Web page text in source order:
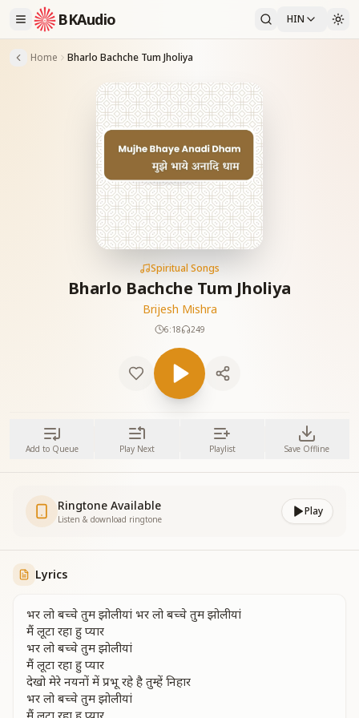
BKAudio HIN
Home Bharlo Bachche Tum Jholiya
Spiritual Songs
Bharlo Bachche Tum Jholiya
Brijesh Mishra
6:18 249
Add to Queue Play Next Playlist Save Offline
Ringtone Available
Listen & download ringtone
Play
Lyrics
भर लो बच्चे तुम झोलीयां भर लो बच्चे तुम झोलीयां
मैं लूटा रहा हु प्यार
भर लो बच्चे तुम झोलीयां
मैं लूटा रहा हु प्यार
देखो मेरे नयनों में प्रभू रहे है तुम्हें निहार
भर लो बच्चे तुम झोलीयां
मैं लूटा रहा हु प्यार